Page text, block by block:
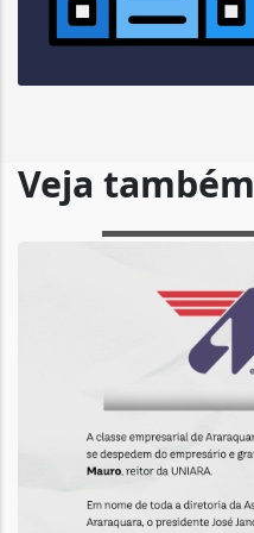
Veja também